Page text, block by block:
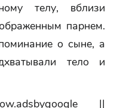
телу, вблизи
парнем.
о сыне, а
тело и
||